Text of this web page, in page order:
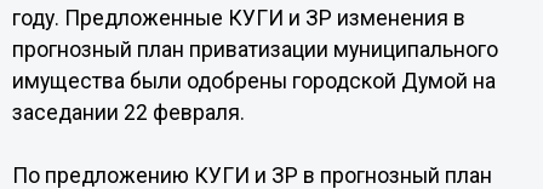
году. Предложенные КУГИ и ЗР изменения в
прогнозный план приватизации муниципального
имущества были одобрены городской Думой на
заседании 22 февраля.
По предложению КУГИ и ЗР в прогнозный план